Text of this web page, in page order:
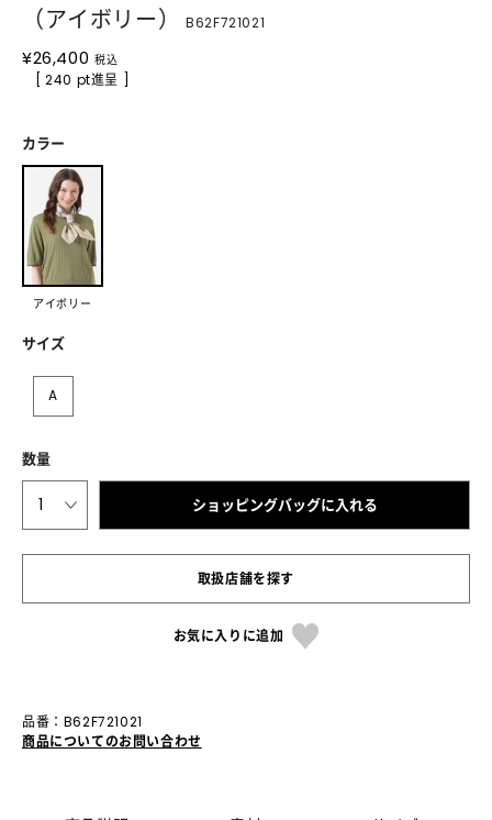
（アイボリー）
B62F721021
¥26,400 税込
[ 240 pt進呈 ]
カラー
アイボリー
サイズ
A
数量
1 ショッピングバッグに入れる
取扱店舗を探す
お気に入りに追加
品番：B62F721021
商品についてのお問い合わせ